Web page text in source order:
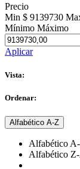
Precio
Min $ 9139730
Mínimo Máximo
Aplicar
Vista:
Ordenar:
Alfabético A-Z
Alfabético
Alfabético